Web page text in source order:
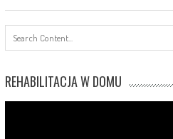
REHABILITACJA W DOMU